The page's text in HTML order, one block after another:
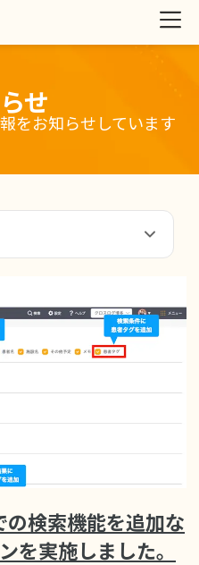
せ
をお知らせしています
検索機能を追加な
を実施しました。